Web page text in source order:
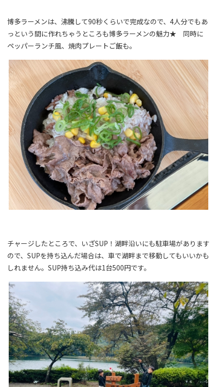
博多ラーメンは、沸騰して90秒くらいで完成なので、4人分でもあ
っという間に作れちゃうところも博多ラーメンの魅力★ 同時に
ペッパーランチ風、焼肉プレートご飯も。
チャージしたところで、いざSUP！湖畔沿いにも駐車場があります
ので、SUPを持ち込んだ場合は、車で湖畔まで移動してもいいかも
しれません。SUP持ち込み代は1台500円です。